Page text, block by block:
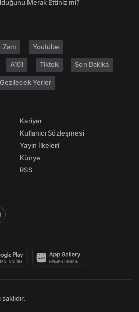
Merak Ettiniz mi?
Zam Youtube
A101 Tiktok Son Dakika
Gezilecek Yerler
Kariyer
Kullanıcı Sözleşmesi
Yayın İlkeleri
Künye
RSS